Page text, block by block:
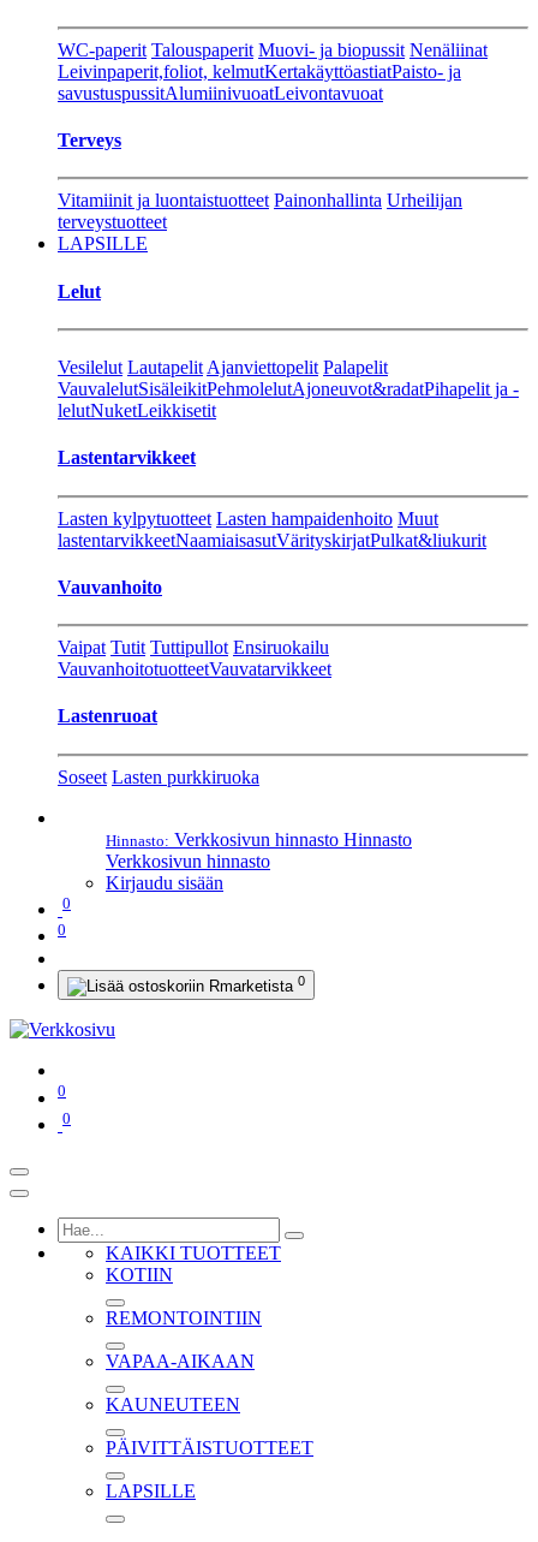
WC-paperit Talouspaperit Muovi- ja biopussit Nenäliinat
Leivinpaperit,foliot, kelmutKertakäyttöastiatPaisto- ja
savustuspussitAlumiinivuoatLeivontavuoat
Terveys
Vitamiinit ja luontaistuotteet Painonhallinta Urheilijan
terveystuotteet
LAPSILLE
Lelut
Vesilelut Lautapelit Ajanviettopelit Palapelit
VauvalelutSisäleikitPehmolelutAjoneuvot&radatPihapelit ja -
lelutNuketLeikkisetit
Lastentarvikkeet
Lasten kylpytuotteet Lasten hampaidenhoito Muut
lastentarvikkeetNaamiaisasutVärityskirjatPulkat&liukurit
Vauvanhoito
Vaipat Tutit Tuttipullot Ensiruokailu
VauvanhoitotuotteetVauvatarvikkeet
Lastenruoat
Soseet Lasten purkkiruoka
Hinnasto: Verkkosivun hinnasto Hinnasto
Verkkosivun hinnasto
Kirjaudu sisään
0
0
0
0
0
KAIKKI TUOTTEET
KOTIIN
REMONTOINTIIN
VAPAA-AIKAAN
KAUNEUTEEN
PÄIVITTÄISTUOTTEET
LAPSILLE